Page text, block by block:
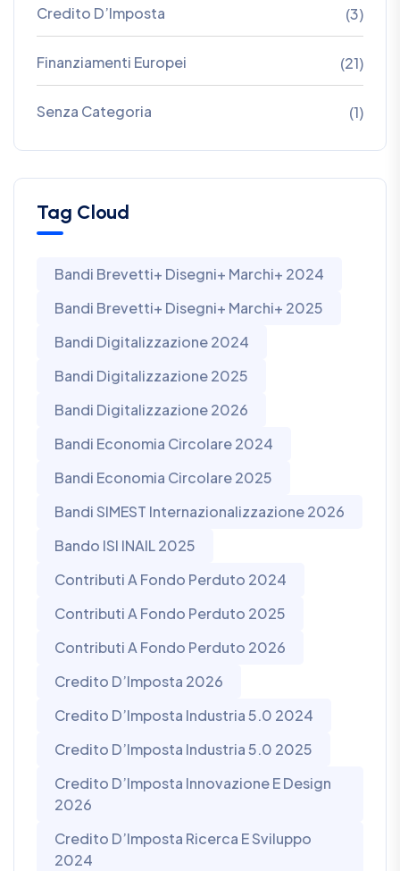
Credito D’Imposta (3)
Finanziamenti Europei (21)
Senza Categoria (1)
Tag Cloud
Bandi Brevetti+ Disegni+ Marchi+ 2024
Bandi Brevetti+ Disegni+ Marchi+ 2025
Bandi Digitalizzazione 2024
Bandi Digitalizzazione 2025
Bandi Digitalizzazione 2026
Bandi Economia Circolare 2024
Bandi Economia Circolare 2025
Bandi SIMEST Internazionalizzazione 2026
Bando ISI INAIL 2025
Contributi A Fondo Perduto 2024
Contributi A Fondo Perduto 2025
Contributi A Fondo Perduto 2026
Credito D’Imposta 2026
Credito D’Imposta Industria 5.0 2024
Credito D’Imposta Industria 5.0 2025
Credito D’Imposta Innovazione E Design
2026
Credito D’Imposta Ricerca E Sviluppo
2024